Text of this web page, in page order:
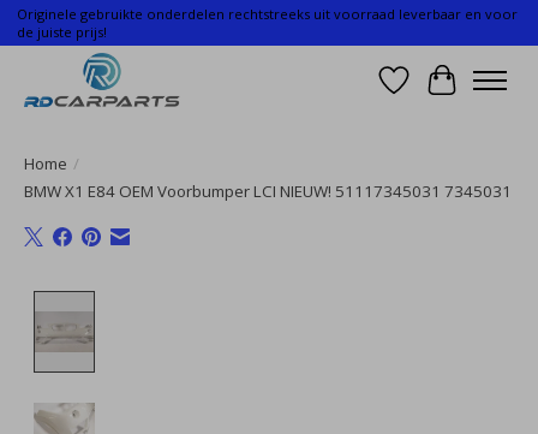
Originele gebruikte onderdelen rechtstreeks uit voorraad leverbaar en voor
de juiste prijs!
Verlanglijst
Home /
BMW X1 E84 OEM Voorbumper LCI NIEUW! 51117345031 7345031